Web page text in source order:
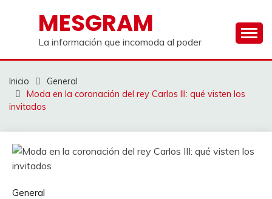
contenidoMESGRAM
La información que incomoda al poder
Inicio
General
Moda en la coronación del rey Carlos III: qué visten los
invitados
General